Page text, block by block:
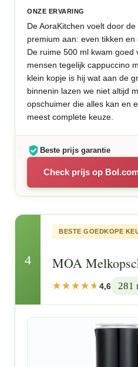
ONZE ERVARING
De AoraKitchen voelt door
premium aan: even tikken en
De ruime 500 ml kwam goed
mensen tegelijk cappuccino
klein kopje is hij wat aan de
binnenin lazen we niet altijd
opschuimer die alles kan en
meest complete keuze.
Beste prijs garantie
Check prijs op
4
BESTE GOEDKOPE
MOA
4,6 281